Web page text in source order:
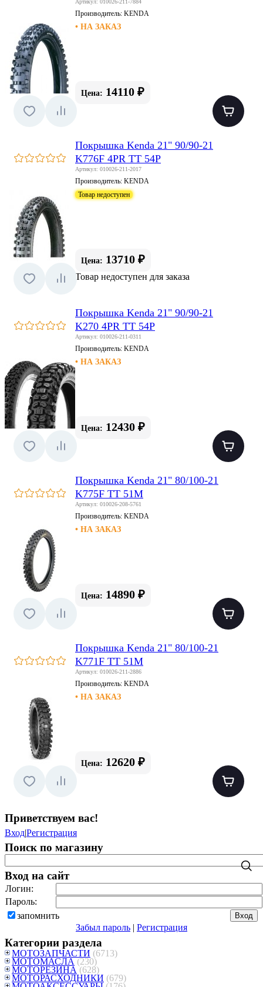
Производитель: KENDA
• НА ЗАКАЗ
Цена: 14110 ₽
Покрышка Kenda 21" 90/90-21
K776F 4PR TT 54P
Артикул: 010026-211-2017
Производитель: KENDA
Товар недоступен
Цена: 13710 ₽
Товар недоступен для заказа
Покрышка Kenda 21" 90/90-21
K270 4PR TT 54P
Артикул: 010026-211-0311
Производитель: KENDA
• НА ЗАКАЗ
Цена: 12430 ₽
Покрышка Kenda 21" 80/100-21
K775F TT 51M
Артикул: 010026-208-5761
Производитель: KENDA
• НА ЗАКАЗ
Цена: 14890 ₽
Покрышка Kenda 21" 80/100-21
K771F TT 51M
Артикул: 010026-211-2886
Производитель: KENDA
• НА ЗАКАЗ
Цена: 12620 ₽
Приветствуем вас!
Вход|Регистрация
Поиск по магазину
Вход на сайт
Логин:
Пароль:
запомнить
Забыл пароль | Регистрация
Категории раздела
МОТОЗАПЧАСТИ (6713)
МОТОМАСЛА (230)
МОТОРЕЗИНА (628)
МОТОРАСХОДНИКИ (679)